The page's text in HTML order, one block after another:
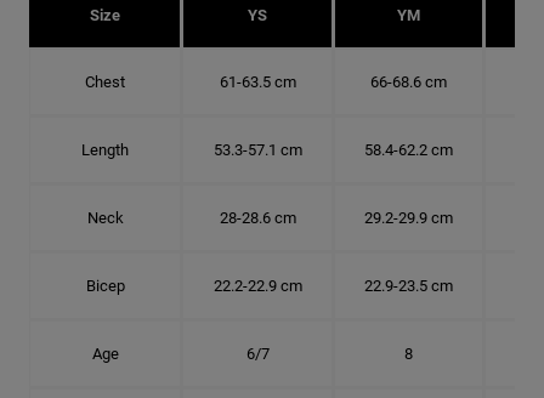
Size YS YM
Chest 61-63.5 cm 66-68.6 cm
Length 53.3-57.1 cm 58.4-62.2 cm
Neck 28-28.6 cm 29.2-29.9 cm
Bicep 22.2-22.9 cm 22.9-23.5 cm
Age 6/7 8